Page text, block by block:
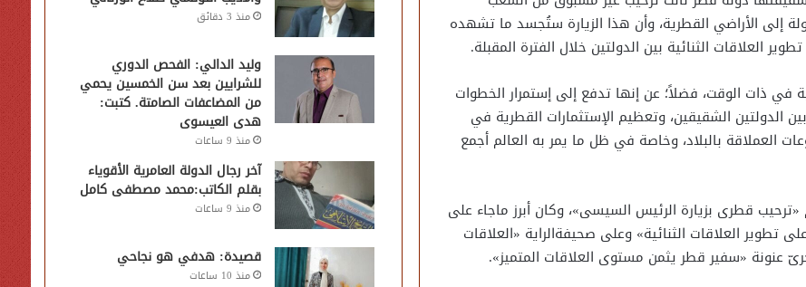
إلى الأراضي القطرية، وأن هذا الزيارة ستُجسد ما تشهده
العلاقات الثنائية بين الدولتين خلال الفترة المقبلة.
في ذات الوقت، فضلاً؛ عن إنها تدفع إلى إستمرار الخطوات
الدولتين الشقيقين، وتعظيم الإستثمارات القطرية في
العملاقة بالبلاد، وخاصة في ظل ما يمر به العالم أجمع
قطرى بزيارة الرئيس السيسى»، وكان أبرز ماجاء على
تطوير العلاقات الثنائية» وعلى صحيفةالراية «العلاقات
عنونة «سفير قطر يثمن مستوى العلاقات المتميز».
منذ 3 دقائق
وليد الدالي: الفحص الدوري
للشرايين بعد سن الخمسين يحمي
من المضاعفات الصامتة. كتبت:
هدى العيسوى
منذ 9 ساعات
آخر رجال الدولة العامرية الأقوياء
بقلم الكاتب:محمد مصطفى كامل
منذ 9 ساعات
قصيدة: هدفي هو نجاحي
منذ 10 ساعات